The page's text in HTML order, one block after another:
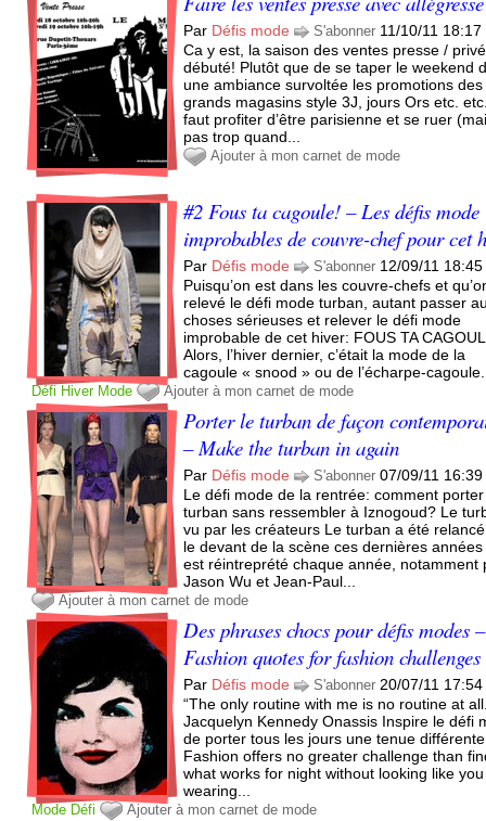
Par Défis mode S'abonner 11/10/11 18:17
Ca y est, la saison des ventes presse /
débuté! Plutôt que de se taper le weekend
une ambiance survoltée les promotions des
grands magasins style 3J, jours Ors etc.
faut profiter d’être parisienne et se ruer
pas trop quand...
Ajouter à mon carnet de mode
#2 Fous ta cagoule! – Les défis mode
improbables de couvre-chef pour cet
Par Défis mode S'abonner 12/09/11 18:45
Puisqu’on est dans les couvre-chefs et
relevé le défi mode turban, autant passer
choses sérieuses et relever le défi mode
improbable de cet hiver: FOUS TA
Alors, l’hiver dernier, c’était la mode de la
cagoule « snood » ou de l’écharpe-
Défi Hiver Mode Ajouter à mon carnet de mode
Porter le turban de façon
– Make the turban in again
Par Défis mode S'abonner 07/09/11 16:39
Le défi mode de la rentrée: comment
turban sans ressembler à Iznogoud? Le
vu par les créateurs Le turban a été
le devant de la scène ces dernières
est réintreprété chaque année, notamment
Jason Wu et Jean-Paul...
Ajouter à mon carnet de mode
Des phrases chocs pour défis modes –
Fashion quotes for fashion challenges
Par Défis mode S'abonner 20/07/11 17:54
“The only routine with me is no routine at
Jacquelyn Kennedy Onassis Inspire le défi
de porter tous les jours une tenue
Fashion offers no greater challenge than
what works for night without looking like
wearing...
Mode Défi Ajouter à mon carnet de mode